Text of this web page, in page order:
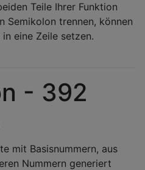
Teile Ihrer Funktion
Semikolon trennen, können
in eine Zeile setzen.
- 392
mit Basisnummern, aus
Nummern generiert